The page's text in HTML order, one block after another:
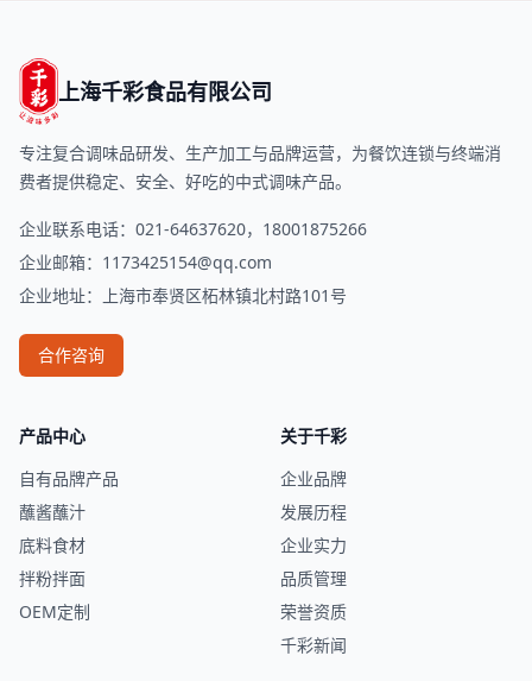
上海千彩食品有限公司
专注复合调味品研发、生产加工与品牌运营，为餐饮连锁与终端消
费者提供稳定、安全、好吃的中式调味产品。
企业联系电话：021-64637620，18001875266
企业邮箱： 1173425154@qq.com
企业地址：上海市奉贤区柘林镇北村路101号
合作咨询
产品中心
自有品牌产品
蘸酱蘸汁
底料食材
拌粉拌面
OEM定制
关于千彩
企业品牌
发展历程
企业实力
品质管理
荣誉资质
千彩新闻